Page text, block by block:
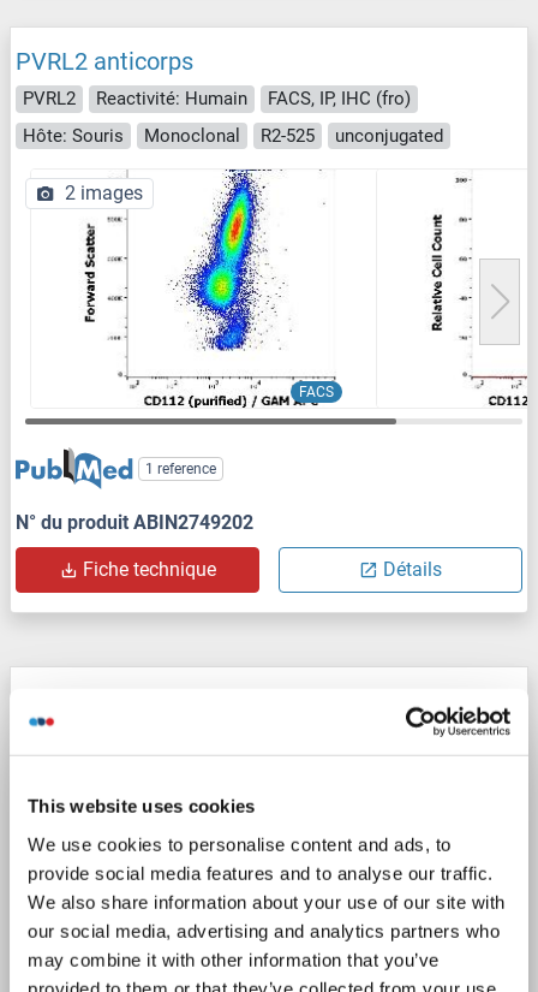
This website uses cookies
We use cookies to personalise content and ads, to
provide social media features and to analyse our traffic.
We also share information about your use of our site with
our social media, advertising and analytics partners who
may combine it with other information that you’ve
PVRL2 anticorps
PVRL2 Reactivité: Humain
FACS, IP, IHC (fro)
Hôte: Souris
Monoclonal R2-525 unconjugated
FACS
2 images
1 reference
N° du produit ABIN2749202
Fiche technique Détails
Polyclonal
2 images